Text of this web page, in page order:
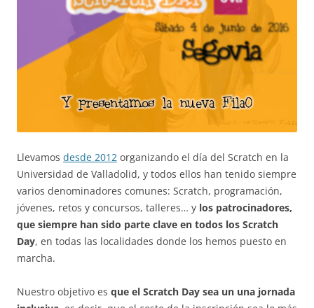
Llevamos desde 2012 organizando el día del Scratch en la
Universidad de Valladolid, y todos ellos han tenido siempre
varios denominadores comunes: Scratch, programación,
jóvenes, retos y concursos, talleres… y los patrocinadores,
que siempre han sido parte clave en todos los Scratch
Day, en todas las localidades donde los hemos puesto en
marcha.
Nuestro objetivo es que el Scratch Day sea un una jornada